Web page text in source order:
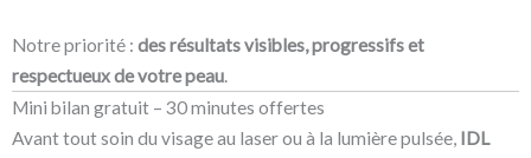
Notre priorité : des résultats visibles, progressifs et
respectueux de votre peau.
Mini bilan gratuit – 30 minutes offertes
Avant tout soin du visage au laser ou à la lumière pulsée, IDL